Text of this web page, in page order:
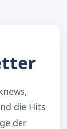
die Hits
der